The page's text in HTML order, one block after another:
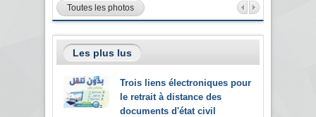
Toutes les photos
Les plus lus
Trois liens électroniques pour
le retrait à distance des
documents d'état civil